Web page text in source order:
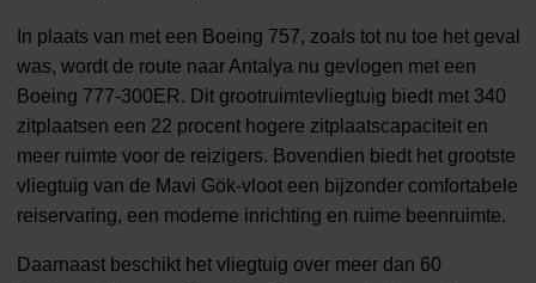
In plaats van met een Boeing 757, zoals tot nu toe het geval
was, wordt de route naar Antalya nu gevlogen met een
Boeing 777-300ER. Dit grootruimtevliegtuig biedt met 340
zitplaatsen een 22 procent hogere zitplaatscapaciteit en
meer ruimte voor de reizigers. Bovendien biedt het grootste
vliegtuig van de Mavi Gök-vloot een bijzonder comfortabele
reiservaring, een moderne inrichting en ruime beenruimte.
Daarnaast beschikt het vliegtuig over meer dan 60